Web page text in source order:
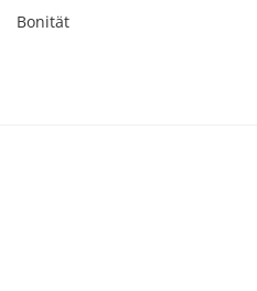
Bonität